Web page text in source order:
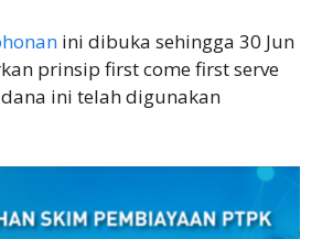
ini dibuka sehingga 30 Jun
prinsip first come first serve
ini telah digunakan